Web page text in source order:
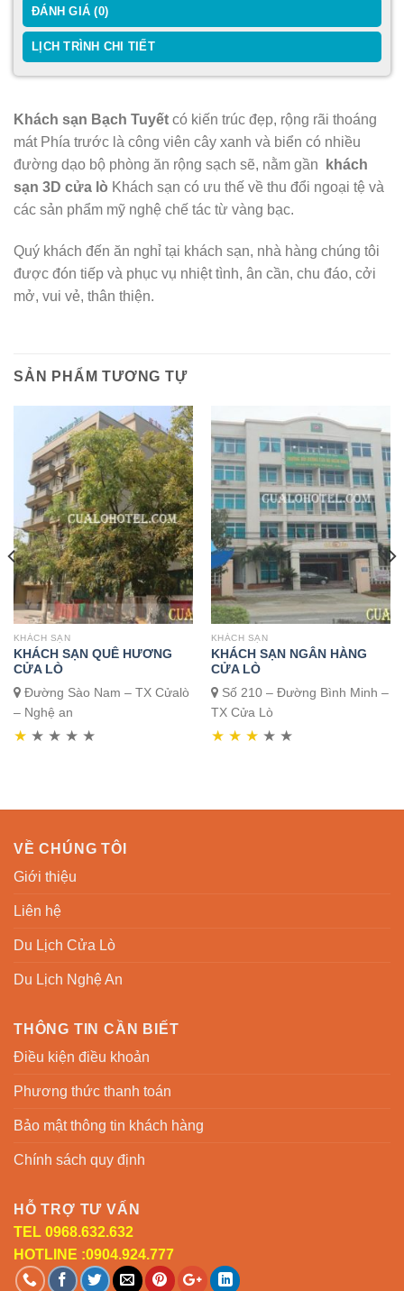
ĐÁNH GIÁ (0)
LỊCH TRÌNH CHI TIẾT
Khách sạn Bạch Tuyết có kiến trúc đẹp, rộng rãi thoáng
mát Phía trước là công viên cây xanh và biển có nhiều
đường dạo bộ phòng ăn rộng sạch sẽ, nằm gần
khách
sạn 3D cửa lò Khách sạn có ưu thế về thu đổi ngoại tệ và
các sản phẩm mỹ nghệ chế tác từ vàng bạc.
Quý khách đến ăn nghỉ tại khách sạn, nhà hàng chúng tôi
được đón tiếp và phục vụ nhiệt tình, ân cần, chu đáo, cởi
mở, vui vẻ, thân thiện.
SẢN PHẨM TƯƠNG TỰ
KHÁCH SẠN
KHÁCH SẠN QUÊ HƯƠNG
CỬA LÒ
Đường Sào Nam – TX Cửalò
– Nghệ an
★ ★ ★ ★ ★
KHÁCH SẠN
KHÁCH SẠN NGÂN HÀNG
CỬA LÒ
Số 210 – Đường Bình Minh –
TX Cửa Lò
★ ★ ★ ★ ★
VỀ CHÚNG TÔI
Giới thiệu
Liên hệ
Du Lịch Cửa Lò
Du Lịch Nghệ An
THÔNG TIN CẦN BIẾT
Điều kiện điều khoản
Phương thức thanh toán
Bảo mật thông tin khách hàng
Chính sách quy định
HỖ TRỢ TƯ VẤN
TEL 0968.632.632
HOTLINE :0904.924.777